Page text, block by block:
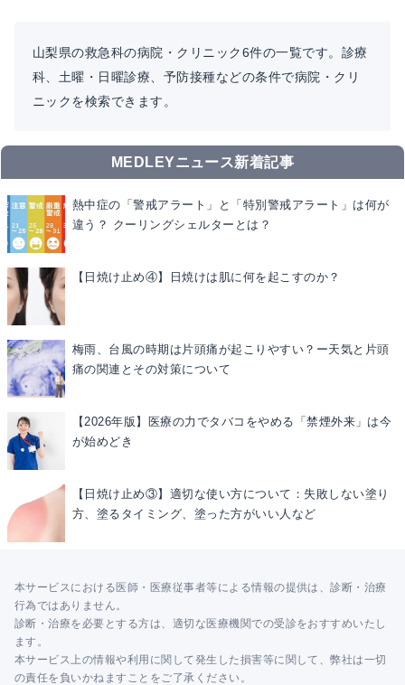
山梨県の救急科の病院・クリニック6件の一覧です。診療
科、土曜・日曜診療、予防接種などの条件で病院・クリ
ニックを検索できます。
MEDLEYニュース新着記事
熱中症の「警戒アラート」と「特別警戒アラート」は何が
違う？ クーリングシェルターとは？
【日焼け止め④】日焼けは肌に何を起こすのか？
梅雨、台風の時期は片頭痛が起こりやすい？ー天気と片頭
痛の関連とその対策について
【2026年版】医療の力でタバコをやめる「禁煙外来」は今
が始めどき
【日焼け止め③】適切な使い方について：失敗しない塗り
方、塗るタイミング、塗った方がいい人など
本サービスにおける医師・医療従事者等による情報の提供は、診断・治療
行為ではありません。
診断・治療を必要とする方は、適切な医療機関での受診をおすすめいたし
ます。
本サービス上の情報や利用に関して発生した損害等に関して、弊社は一切
の責任を負いかねますことをご了承ください。